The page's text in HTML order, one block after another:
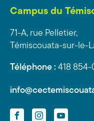
Campus du
71-A, rue Pelletier,
Témiscouata-sur-le-
Téléphone : 418
FacebookInstagramYouTube